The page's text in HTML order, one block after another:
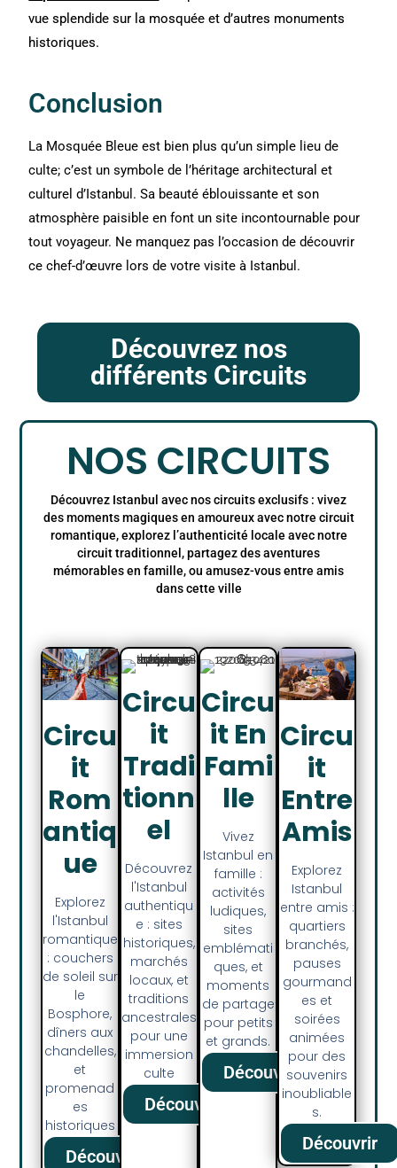
vue splendide sur la mosquée et d’autres monuments
historiques.
Conclusion
La Mosquée Bleue est bien plus qu’un simple lieu de
culte; c’est un symbole de l’héritage architectural et
culturel d’Istanbul. Sa beauté éblouissante et son
atmosphère paisible en font un site incontournable pour
tout voyageur. Ne manquez pas l’occasion de découvrir
ce chef-d’œuvre lors de votre visite à Istanbul.
Découvrez nos
différents Circuits
NOS CIRCUITS
Découvrez Istanbul avec nos circuits exclusifs : vivez
des moments magiques en amoureux avec notre circuit
romantique, explorez l’authenticité locale avec notre
circuit traditionnel, partagez des aventures
mémorables en famille, ou amusez-vous entre amis
dans cette ville
Circu
It
Rom
Antiq
Ue
Explorez
l'Istanbul
romantique
: couchers
de soleil sur
le
Bosphore,
dîners aux
chandelles,
et
promenad
es
historiques
Découvrir
Circu
It
Tradi
Tionn
El
Découvrez
l'Istanbul
authentiqu
e : sites
historiques,
marchés
locaux, et
traditions
ancestrales
pour une
immersion
culte
Découvrir
Circu
It En
Fami
Lle
Vivez
Istanbul en
famille :
activités
ludiques,
sites
emblémati
ques, et
moments
de partage
pour petits
et grands.
Découvrir
Circu
It
Entre
Amis
Explorez
Istanbul
entre amis :
quartiers
branchés,
pauses
gourmand
es et
soirées
animées
pour des
souvenirs
inoubliable
s.
Découvrir